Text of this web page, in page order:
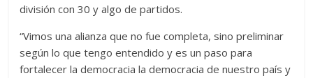
división con 30 y algo de partidos.
“Vimos una alianza que no fue completa, sino preliminar
según lo que tengo entendido y es un paso para
fortalecer la democracia la democracia de nuestro país y